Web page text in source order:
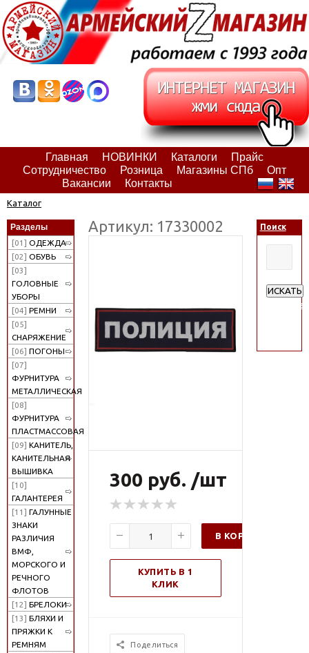
Главная НОВИНКИ Каталоги
Прайс
Сотрудничество
Розница Магазины СПб
Опт
Вакансии
Контакты
Каталог
Разделы
[01] ОДЕЖДА
[02] ОБУВЬ
[03]
ГОЛОВНЫЕ
УБОРЫ
[04] РЕМНИ
[05]
СНАРЯЖЕНИЕ
[06] ПОГОНЫ
[07]
ФУРНИТУРА
МЕТАЛЛИЧЕСКАЯ
[08]
ФУРНИТУРА
ПЛАСТМАССОВАЯ
[09] КАНИТЕЛЬ,
КАНИТЕЛЬНАЯ
ВЫШИВКА
[10]
ГАЛАНТЕРЕЯ
[11] ГАЛУННЫЕ
ЗНАКИ
РАЗЛИЧИЯ
ВМФ,
МОРСКОГО И
РЕЧНОГО
ФЛОТОВ
[12] БРЕЛОКИ
[13] БЛЯХИ И
ПРЯЖКИ К
РЕМНЯМ
Артикул: 17330002
300 руб. /шт
В КОРЗИНУ
КУПИТЬ В 1
КЛИК
Поделиться
Поиск
ИСКАТЬ